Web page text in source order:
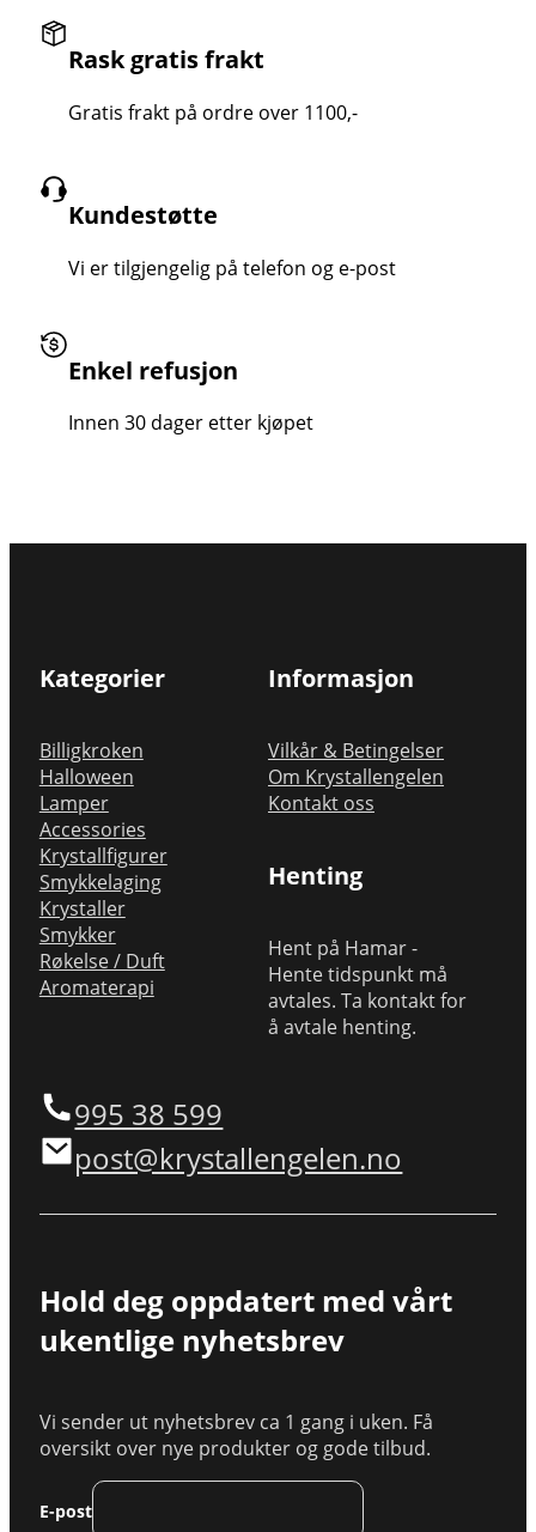
Rask gratis frakt
Gratis frakt på ordre over 1100,-
Kundestøtte
Vi er tilgjengelig på telefon og e-post
Enkel refusjon
Innen 30 dager etter kjøpet
Kategorier
Billigkroken
Halloween
Lamper
Accessories
Krystallfigurer
Smykkelaging
Krystaller
Smykker
Røkelse / Duft
Aromaterapi
Informasjon
Vilkår & Betingelser
Om Krystallengelen
Kontakt oss
Henting
Hent på Hamar -
Hente tidspunkt må
avtales. Ta kontakt for
å avtale henting.
995 38 599
post@krystallengelen.no
Hold deg oppdatert med vårt
ukentlige nyhetsbrev
Vi sender ut nyhetsbrev ca 1 gang i uken. Få
oversikt over nye produkter og gode tilbud.
E-post